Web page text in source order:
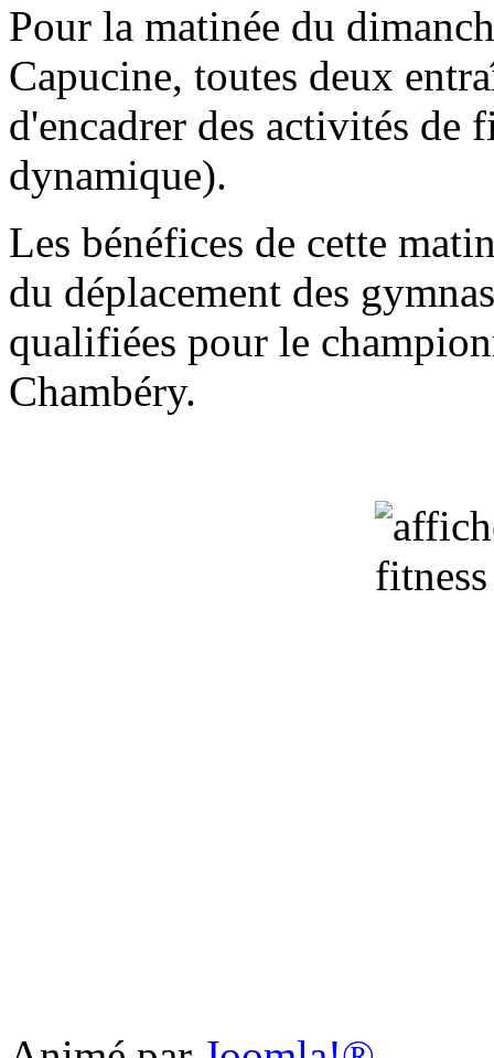
Pour la matinée du
Capucine, toutes deux
d'encadrer des activités
dynamique).
Les bénéfices de cette
du déplacement des
qualifiées pour le
Chambéry.